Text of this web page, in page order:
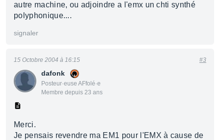
autre machine, ou adjoindre a l'emx un chti synthé
polyphonique....
signaler
dafonk
Posteur·euse AFfolé·e
Membre depuis 23 ans
15 Octobre 2004 à 16:15 #3
Merci.
Je pensais revendre ma EM1 pour l'EMX à cause de